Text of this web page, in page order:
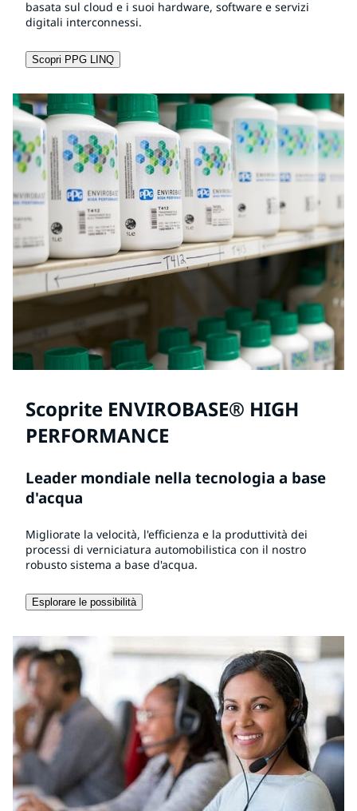
basata sul cloud e i suoi hardware, software e servizi
digitali interconnessi.
Scopri PPG LINQ
Scoprite ENVIROBASE® HIGH
PERFORMANCE
Leader mondiale nella tecnologia a base
d'acqua
Migliorate la velocità, l'efficienza e la produttività dei
processi di verniciatura automobilistica con il nostro
robusto sistema a base d'acqua.
Esplorare le possibilità